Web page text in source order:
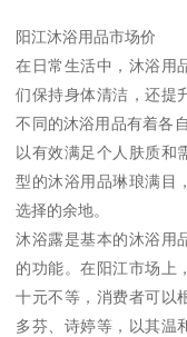
阳江沐浴用品市场价
在日常生活中，沐浴用
们保持身体清洁，还提
不同的沐浴用品有着各
以有效满足个人肤质和
型的沐浴用品琳琅满目
选择的余地。
沐浴露是基本的沐浴用
的功能。在阳江市场上
十元不等，消费者可以
多芬、诗婷等，以其温